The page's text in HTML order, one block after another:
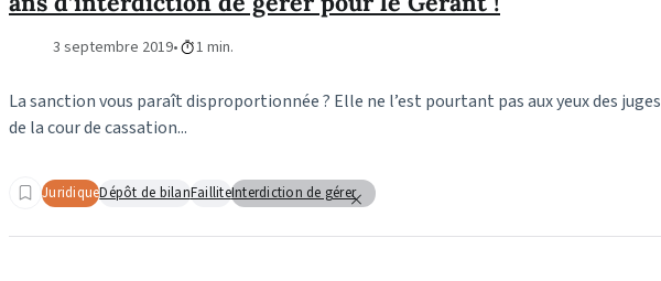
3 septembre 2019 1 min.
La sanction vous paraît disproportionnée ? Elle ne l’est pourtant pas aux yeux des juges
de la cour de cassation...
JuridiqueDépôt de bilanFailliteInterdiction de gérer